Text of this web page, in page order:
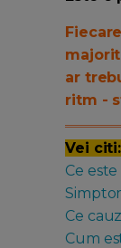
ar
ritm -
Vei citi:
Ce
Ce
Cum